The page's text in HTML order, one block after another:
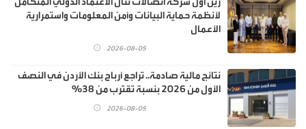
لأنظمة حماية البيانات وأمن المعلومات واستمرارية
الأعمال
2026-08-05
نتائج مالية صادمة.. تراجع أرباح بنك الأردن في النصف
الأول من 2026 بنسبة تقترب من 38%
2026-08-05